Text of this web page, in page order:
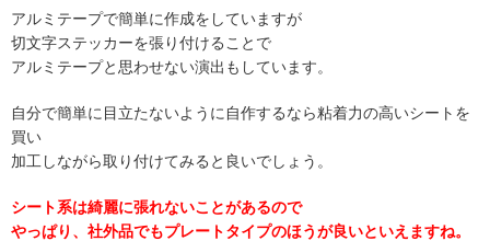
アルミテープで簡単に作成をしていますが
切文字ステッカーを張り付けることで
アルミテープと思わせない演出もしています。
自分で簡単に目立たないように自作するなら粘着力の高いシートを
買い
加工しながら取り付けてみると良いでしょう。
シート系は綺麗に張れないことがあるので
やっぱり、社外品でもプレートタイプのほうが良いといえますね。